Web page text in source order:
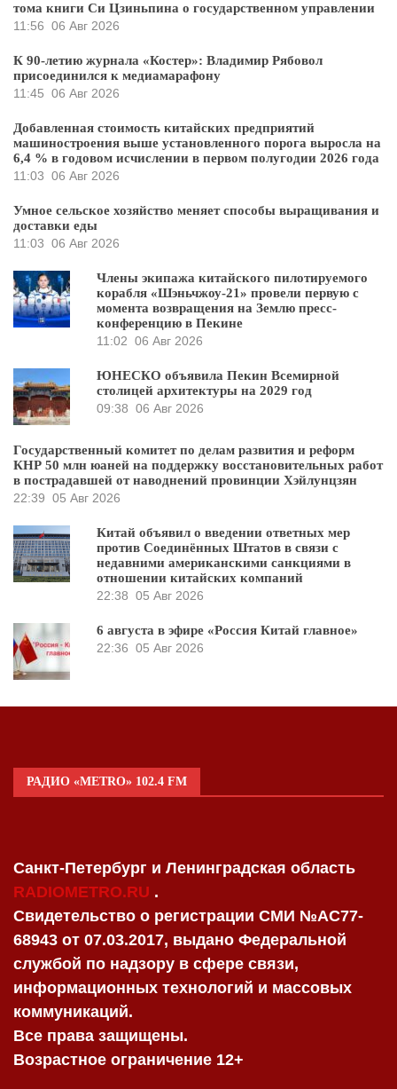
тома книги Си Цзиньпина о государственном управлении
11:56 06 Авг 2026
К 90-летию журнала «Костер»: Владимир Рябовол
присоединился к медиамарафону
11:45 06 Авг 2026
Добавленная стоимость китайских предприятий
машиностроения выше установленного порога выросла на
6,4 % в годовом исчислении в первом полугодии 2026 года
11:03 06 Авг 2026
Умное сельское хозяйство меняет способы выращивания и
доставки еды
11:03 06 Авг 2026
Члены экипажа китайского пилотируемого
корабля «Шэньчжоу-21» провели первую с
момента возвращения на Землю пресс-
конференцию в Пекине
11:02 06 Авг 2026
ЮНЕСКО объявила Пекин Всемирной
столицей архитектуры на 2029 год
09:38 06 Авг 2026
Государственный комитет по делам развития и реформ
КНР 50 млн юаней на поддержку восстановительных работ
в пострадавшей от наводнений провинции Хэйлунцзян
22:39 05 Авг 2026
Китай объявил о введении ответных мер
против Соединённых Штатов в связи с
недавними американскими санкциями в
отношении китайских компаний
22:38 05 Авг 2026
6 августа в эфире «Россия Китай главное»
22:36 05 Авг 2026
РАДИО «METRO» 102.4 FM
Санкт-Петербург и Ленинградская область
RADIOMETRO.RU .
Свидетельство о регистрации СМИ №AC77-
68943 от 07.03.2017, выдано Федеральной
службой по надзору в сфере связи,
информационных технологий и массовых
коммуникаций.
Все права защищены.
Возрастное ограничение 12+